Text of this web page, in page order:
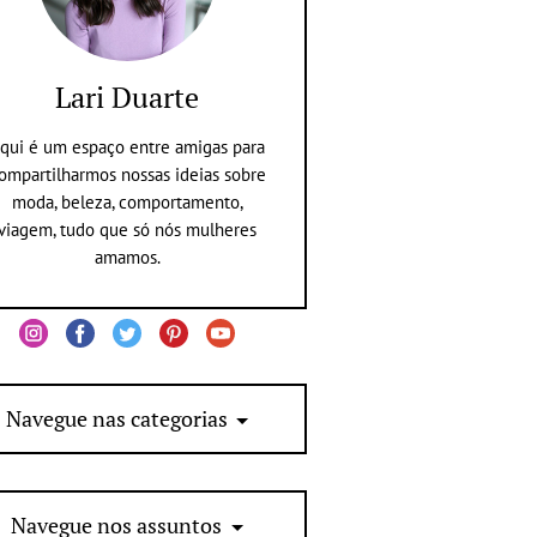
Lari Duarte
é um espaço entre amigas para
nossas ideias sobre
moda, beleza, comportamento,
tudo que só nós mulheres
amamos.
Navegue nas categorias
Navegue nos assuntos